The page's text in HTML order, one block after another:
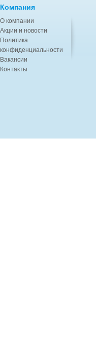
Компания
О компании
Акции и новости
Политика
конфиденциальности
Вакансии
Контакты